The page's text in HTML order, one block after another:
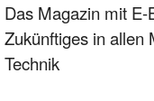
Das Magazin mit
Zukünftiges in allen
Technik